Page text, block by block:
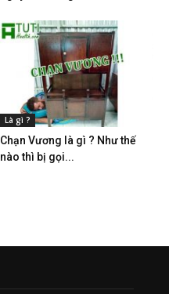
Là gì ?
Chạn Vương là gì ? Như thế
nào thì bị gọi...